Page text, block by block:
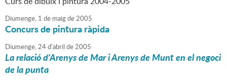
Diumenge, 1 de maigde2005
Concurs de pintura ràpida
Diumenge,24d'abril de2005
La relació d'Arenys de Mar i Arenys de Munt en el negoci
de la punta